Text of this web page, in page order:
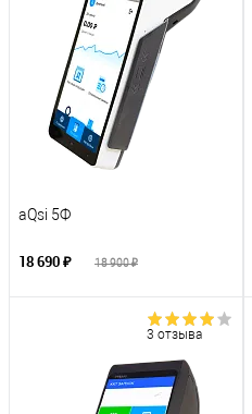
aQsi 5Ф
18 690 ₽ 18 900 ₽
3 отзыва